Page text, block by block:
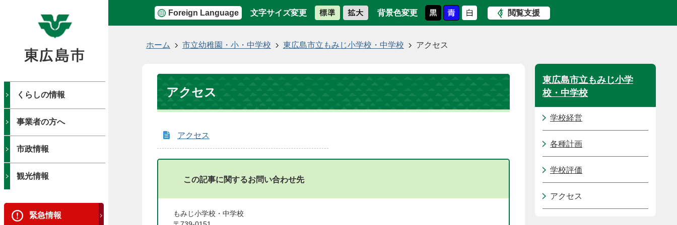
Foreign Language 文字サイズ変更 背景色変更 閲覧支援
くらしの情報
事業者の方へ
市政情報
観光情報
緊急情報
ホーム 市立幼稚園・小・中学校 東広島市立もみじ小学校・中学校 アクセス
アクセス
アクセス
この記事に関するお問い合わせ先
もみじ小学校・中学校
東広島市立もみじ小学
校・中学校
学校経営
各種計画
学校評価
アクセス